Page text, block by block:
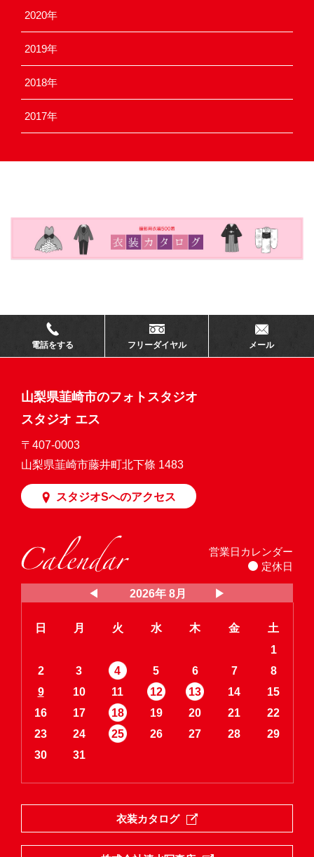
2020
2019
2018
2017
電話をする フリーダイヤル メール
山梨県韮崎市のフォトスタジオ
スタジオ エス
〒407-0003
山梨県韮崎市藤井町北下條 1483
スタジオSへのアクセス
営業日カレンダー
2026年 8月
日 月 火 水 木 金
土
1
2
3 4 5 6 7
8
9
10 11 12 13 14
15
16
17 18 19 20 21
22
23
24 25 26 27 28
29
30
31
定休日
衣装カタログ